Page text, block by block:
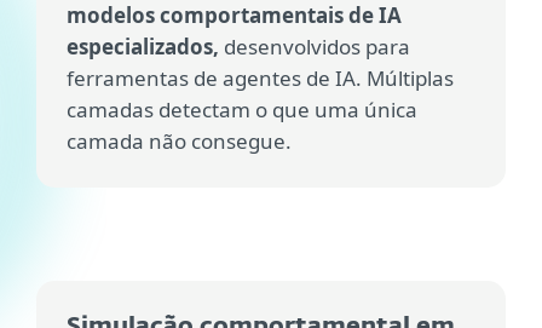
modelos comportamentais de IA
especializados, desenvolvidos para
ferramentas de agentes de IA. Múltiplas
camadas detectam o que uma única
camada não consegue.